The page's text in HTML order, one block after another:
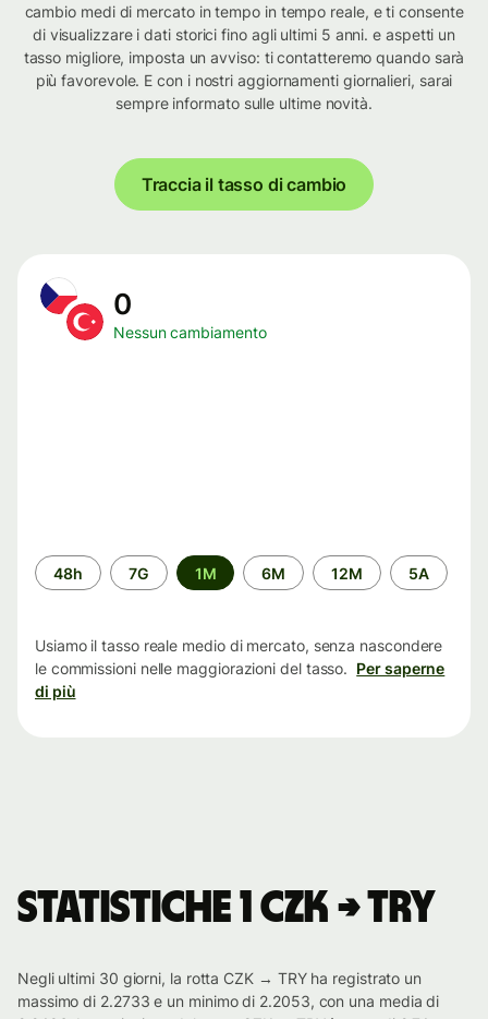
cambio medi di mercato in tempo in tempo reale, e ti consente
di visualizzare i dati storici fino agli ultimi 5 anni. e aspetti un
tasso migliore, imposta un avviso: ti contatteremo quando sarà
più favorevole. E con i nostri aggiornamenti giornalieri, sarai
sempre informato sulle ultime novità.
Traccia il tasso di cambio
0
Nessun cambiamento
Periodo
di
48h 7G 1M 6M 12M 5A
Usiamo il tasso reale medio di mercato, senza nascondere
le commissioni nelle maggiorazioni del tasso. Per saperne
di più
Statistiche 1 CZK → TRY
Negli ultimi 30 giorni, la rotta CZK → TRY ha registrato un
massimo di 2.2733 e un minimo di 2.2053, con una media di